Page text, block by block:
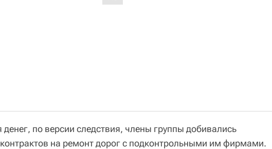
по версии следствия, члены группы добивались
на ремонт дорог с подконтрольными им фирмами.